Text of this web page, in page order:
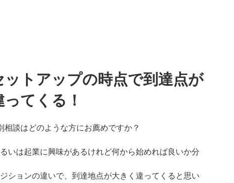
ットアップの時点で到達点が
てくる！
相談はどのような方にお薦めですか？
いは起業に興味があるけれど何から始めれば良いか分
ションの違いで、 到達地点が大きく違ってくると思い